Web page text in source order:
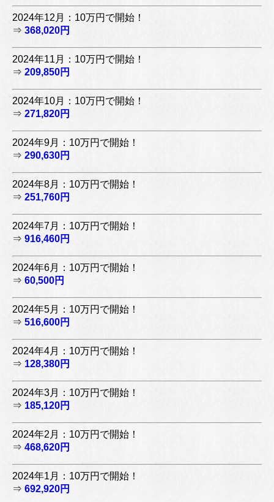
2024年12月：10万円で開始！
⇒ 368,020円
2024年11月：10万円で開始！
⇒ 209,850円
2024年10月：10万円で開始！
⇒ 271,820円
2024年9月：10万円で開始！
⇒ 290,630円
2024年8月：10万円で開始！
⇒ 251,760円
2024年7月：10万円で開始！
⇒ 916,460円
2024年6月：10万円で開始！
⇒ 60,500円
2024年5月：10万円で開始！
⇒ 516,600円
2024年4月：10万円で開始！
⇒ 128,380円
2024年3月：10万円で開始！
⇒ 185,120円
2024年2月：10万円で開始！
⇒ 468,620円
2024年1月：10万円で開始！
⇒ 692,920円